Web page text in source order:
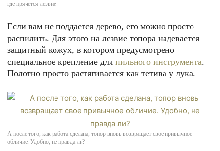
где прячется лезвие
Если вам не поддается дерево, его можно просто
распилить. Для этого на лезвие топора надевается
защитный кожух, в котором предусмотрено
специальное крепление для пильного инструмента.
Полотно просто растягивается как тетива у лука.
А после того, как работа сделана, топор вновь возвращает свое привычное
обличие. Удобно, не правда ли?